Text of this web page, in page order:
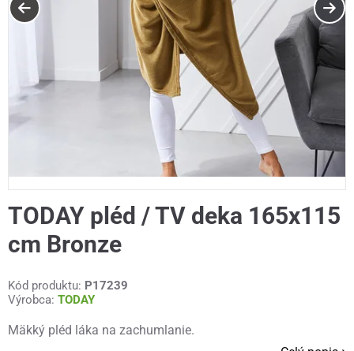
TODAY pléd / TV deka 165x115
cm Bronze
Kód produktu: P17239
Výrobca: TODAY
Mäkký pléd láka na zachumlanie.